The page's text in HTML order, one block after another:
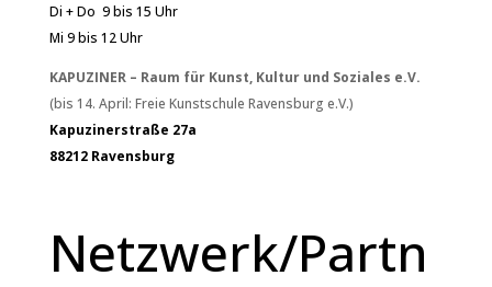
Di + Do 9 bis 15 Uhr
Mi 9 bis 12 Uhr
KAPUZINER – Raum für Kunst, Kultur und Soziales e.V.
(bis 14. April: Freie Kunstschule Ravensburg e.V.)
Kapuzinerstraße 27a
88212 Ravensburg
Netzwerk/Partn